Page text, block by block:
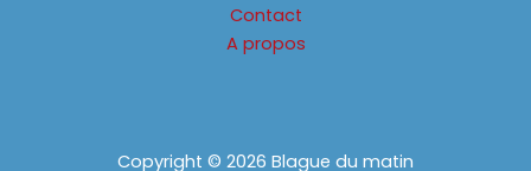
Contact
A propos
Copyright © 2026 Blague du matin